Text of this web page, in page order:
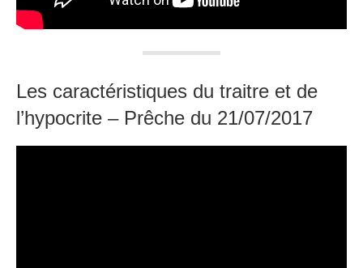
Les caractéristiques du traitre et de
l’hypocrite – Prêche du 21/07/2017